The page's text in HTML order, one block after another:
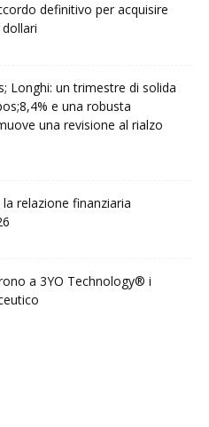
definitivo per acquisire
Longhi: un trimestre di solida
e una robusta
una revisione al rialzo
la relazione finanziaria
a 3YO Technology® i